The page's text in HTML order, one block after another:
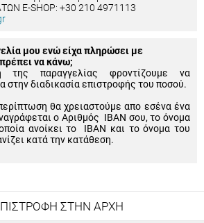
E-SHOP: +30 210 4971113
μου ενώ είχα πληρώσει με
να κάνω;
παραγγελίας φροντίζουμε να
διαδικασία επιστροφής του ποσού.
θα χρειαστούμε απο εσένα ένα
ο Αριθμός IBAN σου, το όνομα
ανοίκει το IBAN και το όνομα του
κατά την κατάθεση.
ΣΤΗΝ ΑΡΧΗ